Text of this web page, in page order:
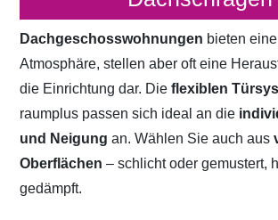
Dachgeschosswohnungen bieten
Atmosphäre, stellen aber oft eine
die Einrichtung dar. Dieflexiblen
raumplus passen sich ideal an die
und Neigung an. Wählen Sie auch aus
Oberflächen – schlicht oder gemustert,
gedämpft.